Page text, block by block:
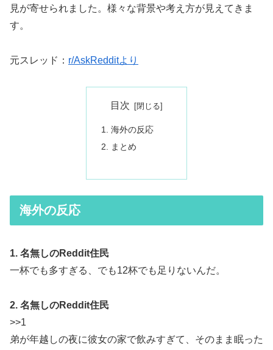
見が寄せられました。様々な背景や考え方が見えてきま
す。
元スレッド： r/AskRedditより
目次
海外の反応
まとめ
海外の反応
1. 名無しのReddit住民
一杯でも多すぎる、でも12杯でも足りないんだ。
2. 名無しのReddit住民
>>1
弟が年越しの夜に彼女の家で飲みすぎて、そのまま眠った